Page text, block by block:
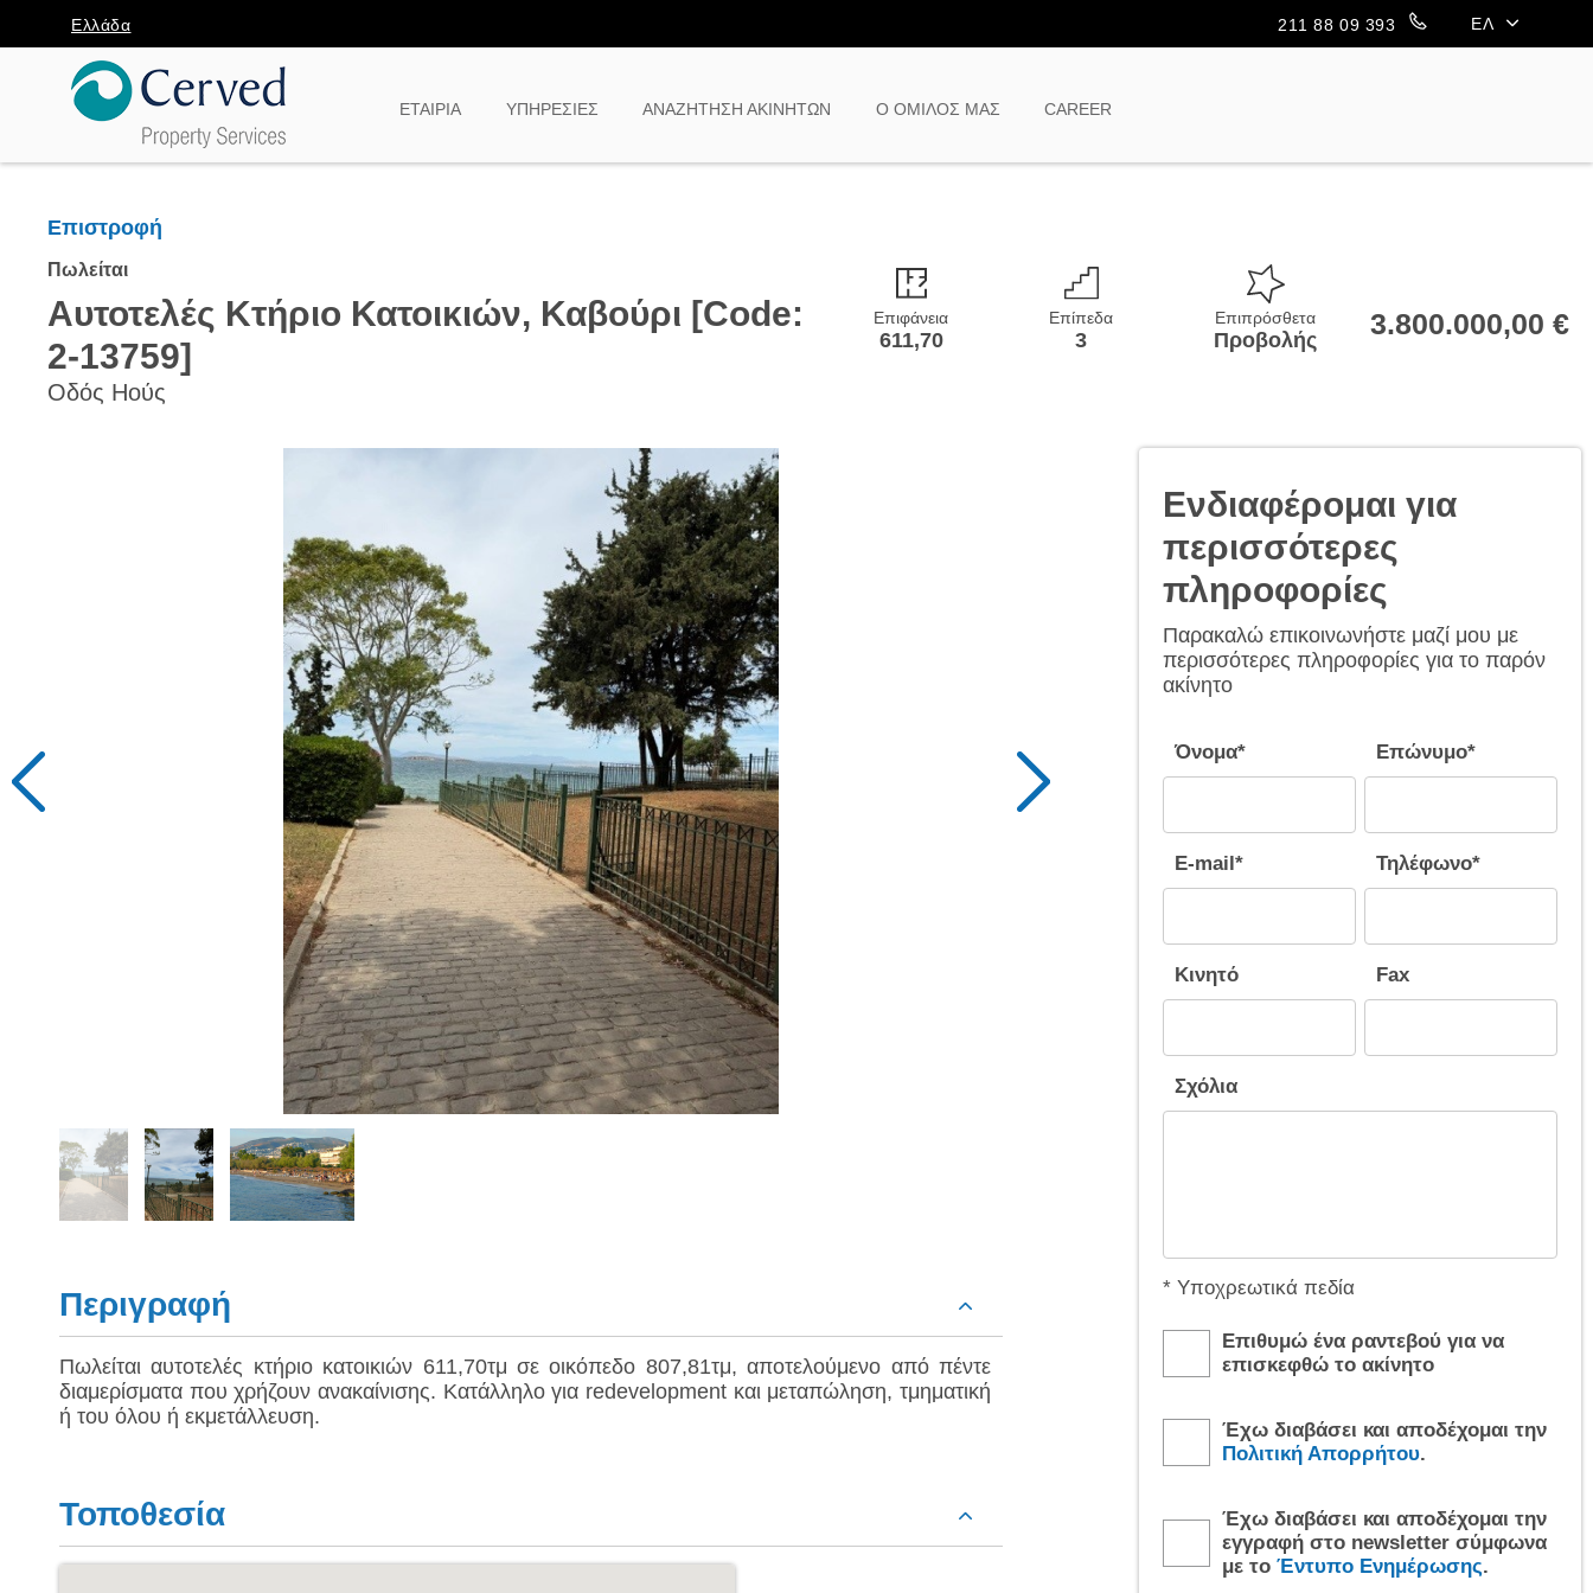
Ελλάδα 211 88 09 393
ΕΛ
EN
ΕΤΑΙΡΙΑ ΥΠΗΡΕΣΙΕΣ ΑΝΑΖΗΤΗΣΗ ΑΚΙΝΗΤΩΝ Ο ΟΜΙΛΟΣ ΜΑΣ CAREER
Επιστροφή
Πωλείται
Αυτοτελές Κτήριο Κατοικιών, Καβούρι [Code:
2-13759]
Οδός Ηούς
Επιφάνεια
611,70
Επίπεδα
3
Επιπρόσθετα
Προβολής 3.800.000,00 €
Περιγραφή
Πωλείται αυτοτελές κτήριο κατοικιών 611,70τμ σε οικόπεδο 807,81τμ, αποτελούμενο από πέντε
διαμερίσματα που χρήζουν ανακαίνισης. Κατάλληλο για redevelopment και μεταπώληση, τμηματική
ή του όλου ή εκμετάλλευση.
Τοποθεσία
Ενδιαφέρομαι για
περισσότερες
πληροφορίες
Παρακαλώ επικοινωνήστε μαζί μου με
περισσότερες πληροφορίες για το παρόν
ακίνητο
Όνομα* Επώνυμο*
E-mail* Τηλέφωνο*
Κινητό Fax
Σχόλια
* Υποχρεωτικά πεδία
Επιθυμώ ένα ραντεβού για να
επισκεφθώ το ακίνητο
Έχω διαβάσει και αποδέχομαι την
Πολιτική Απορρήτου.
Έχω διαβάσει και αποδέχομαι την
εγγραφή στο newsletter σύμφωνα
με τo Έντυπο Ενημέρωσης.